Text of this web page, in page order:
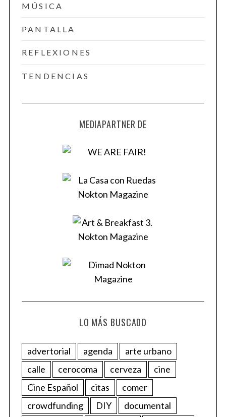
MÚSICA
PANTALLA
REFLEXIONES
TENDENCIAS
MEDIAPARTNER DE
LO MÁS BUSCADO
advertorial agenda
arte urbano
calle
cerocoma cerveza
cine
Cine Español
citas
comer
crowdfunding
DIY
documental